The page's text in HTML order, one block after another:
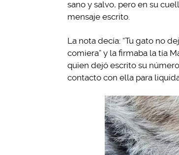
sano y salvo, pero en su
mensaje escrito.
La nota decía: “Tu gato no
comiera” y la firmaba la tía
quien dejó escrito su
contacto con ella para